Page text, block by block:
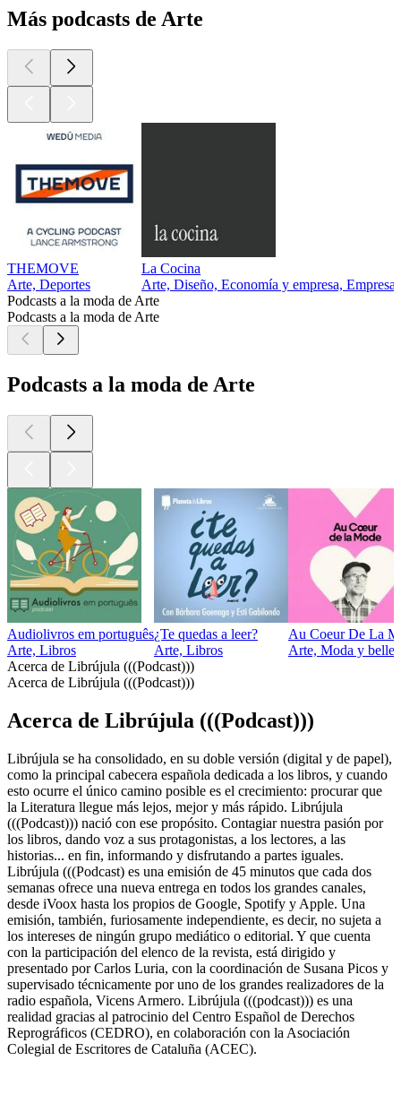
Más podcasts de Arte
THEMOVE
Arte, Deportes
La Cocina
Arte, Diseño, Economía y empresa, Empresa
Podcasts a la moda de Arte
Podcasts a la moda de Arte
Podcasts a la moda de Arte
Audiolivros em português
Arte, Libros
¿Te quedas a leer?
Arte, Libros
Au Coeur De La
Arte, Moda y
Acerca de Librújula (((Podcast)))
Acerca de Librújula (((Podcast)))
Acerca de Librújula (((Podcast)))
Librújula se ha consolidado, en su doble versión (digital y de papel),
como la principal cabecera española dedicada a los libros, y cuando
esto ocurre el único camino posible es el crecimiento: procurar que
la Literatura llegue más lejos, mejor y más rápido. Librújula
(((Podcast))) nació con ese propósito. Contagiar nuestra pasión por
los libros, dando voz a sus protagonistas, a los lectores, a las
historias... en fin, informando y disfrutando a partes iguales.
Librújula (((Podcast) es una emisión de 45 minutos que cada dos
semanas ofrece una nueva entrega en todos los grandes canales,
desde iVoox hasta los propios de Google, Spotify y Apple. Una
emisión, también, furiosamente independiente, es decir, no sujeta a
los intereses de ningún grupo mediático o editorial. Y que cuenta
con la participación del elenco de la revista, está dirigido y
presentado por Carlos Luria, con la coordinación de Susana Picos y
supervisado técnicamente por uno de los grandes realizadores de la
radio española, Vicens Armero. Librújula (((podcast))) es una
realidad gracias al patrocinio del Centro Español de Derechos
Reprográficos (CEDRO), en colaboración con la Asociación
Colegial de Escritores de Cataluña (ACEC).